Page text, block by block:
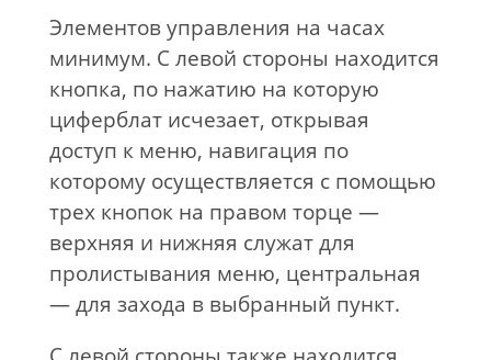
Элементов управления на часах
минимум. С левой стороны находится
кнопка, по нажатию на которую
циферблат исчезает, открывая
доступ к меню, навигация по
которому осуществляется с помощью
трех кнопок на правом торце —
верхняя и нижняя служат для
пролистывания меню, центральная
— для захода в выбранный пункт.